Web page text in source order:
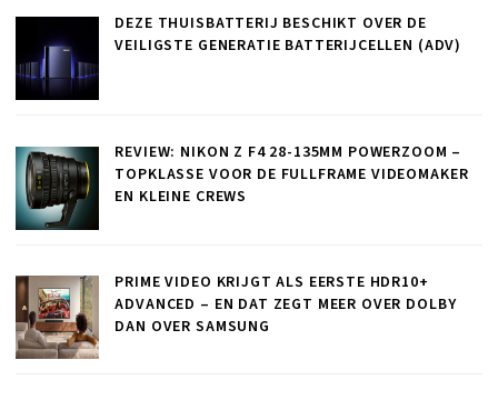
DEZE THUISBATTERIJ BESCHIKT OVER DE
VEILIGSTE GENERATIE BATTERIJCELLEN (ADV)
REVIEW: NIKON Z F4 28-135MM POWERZOOM –
TOPKLASSE VOOR DE FULLFRAME VIDEOMAKER
EN KLEINE CREWS
PRIME VIDEO KRIJGT ALS EERSTE HDR10+
ADVANCED – EN DAT ZEGT MEER OVER DOLBY
DAN OVER SAMSUNG